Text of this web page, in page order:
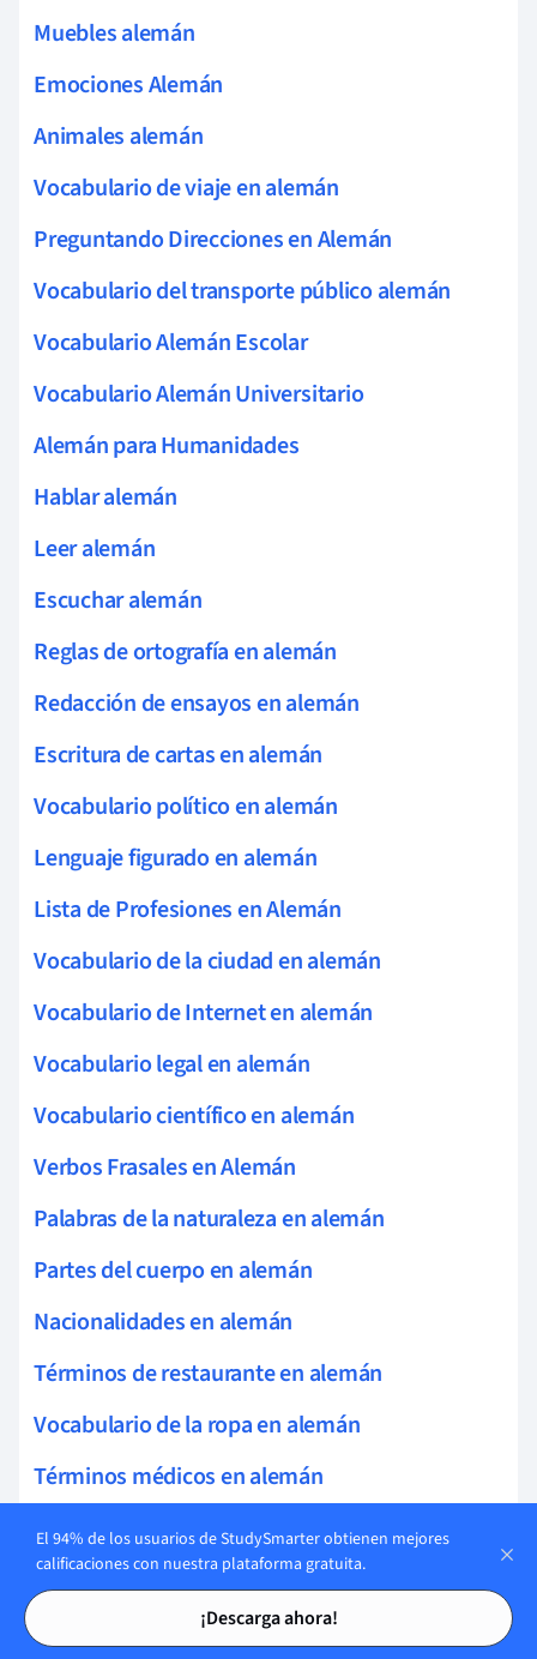
Tarjetas de estudio
Tarjetas de estudio
Muebles alemán
Emociones Alemán
Animales alemán
Vocabulario de viaje en alemán
Preguntando Direcciones en Alemán
Vocabulario del transporte público alemán
Vocabulario Alemán Escolar
Vocabulario Alemán Universitario
Alemán para Humanidades
Hablar alemán
Leer alemán
Escuchar alemán
Reglas de ortografía en alemán
Redacción de ensayos en alemán
Escritura de cartas en alemán
Vocabulario político en alemán
Lenguaje figurado en alemán
Lista de Profesiones en Alemán
Vocabulario de la ciudad en alemán
Vocabulario de Internet en alemán
Vocabulario legal en alemán
Vocabulario científico en alemán
Verbos Frasales en Alemán
Palabras de la naturaleza en alemán
Partes del cuerpo en alemán
Nacionalidades en alemán
Términos de restaurante en alemán
Vocabulario de la ropa en alemán
Términos médicos en alemán
Vocabulario de alimentos en alemán
Lista de Sustantivos en Alemán
Términos económicos en alemán
El 94% de los usuarios de StudySmarter obtienen mejores
calificaciones con nuestra plataforma gratuita.
¡Descarga ahora!